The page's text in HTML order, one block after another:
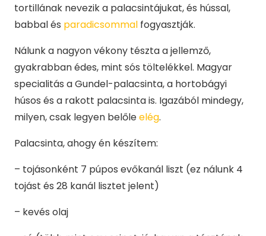
tortillának nevezik a palacsintájukat, és hússal,
babbal és paradicsommal fogyasztják.
Nálunk a nagyon vékony tészta a jellemző,
gyakrabban édes, mint sós töltelékkel. Magyar
specialitás a Gundel-palacsinta, a hortobágyi
húsos és a rakott palacsinta is. Igazából mindegy,
milyen, csak legyen belőleelég.
Palacsinta, ahogy én készítem:
– tojásonként 7 púpos evőkanál liszt (ez nálunk 4
tojást és 28 kanál lisztet jelent)
– kevés olaj